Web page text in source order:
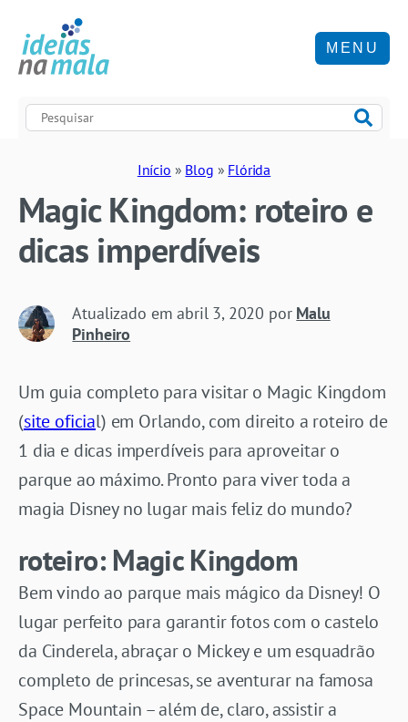
MENU
Início » Blog » Flórida
Magic Kingdom: roteiro e
dicas imperdíveis
Atualizado emabril 3, 2020 por Malu
Pinheiro
Um guia completo para visitar o Magic Kingdom
(site oficial) em Orlando, com direito a roteiro de
1 dia e dicas imperdíveis para aproveitar o
parque ao máximo. Pronto para viver toda a
magia Disney no lugar mais feliz do mundo?
roteiro: Magic Kingdom
Bem vindo ao parque mais mágico da Disney! O
lugar perfeito para garantir fotos com o castelo
da Cinderela, abraçar o Mickey e um esquadrão
completo de princesas, se aventurar na famosa
Space Mountain – além de, claro, assistir a